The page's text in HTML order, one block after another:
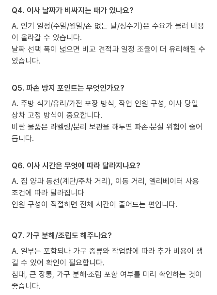
Q4. 이사 날짜가 비싸지는 때가 있나요?
A. 인기 일정(주말/월말/손 없는 날/성수기)은 수요가 몰려 비용
이 올라갈 수 있습니다.
날짜 선택 폭이 넓으면 비교 견적과 일정 조율이 더 유리해질 수
있습니다.
Q5. 파손 방지 포인트는 무엇인가요?
A. 주방 식기/유리/가전 포장 방식, 작업 인원 구성, 이사 당일
상차 고정 방식이 중요합니다.
비싼 물품은 라벨링/분리 보관을 해두면 파손·분실 위험이 줄어
듭니다.
Q6. 이사 시간은 무엇에 따라 달라지나요?
A. 짐 양과 동선(계단/주차 거리), 이동 거리, 엘리베이터 사용
조건에 따라 달라집니다
인원 구성이 적절하면 전체 시간이 줄어드는 편입니다.
Q7. 가구 분해/조립도 해주나요?
A. 일부는 포함되나 가구 종류와 작업량에 따라 추가 비용이 생
길 수 있어 확인이 필요합니다.
침대, 큰 장롱, 가구 분해·조립 포함 여부를 미리 확인하는 것이
좋습니다.